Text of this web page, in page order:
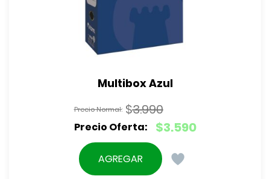
Multibox Azul
$3.990
El
original
$3.590
El
precio
actual
AGREGAR